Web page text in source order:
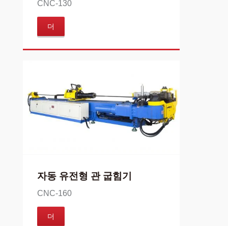
CNC-130
더
자동 유전형 관 굽힘기
CNC-160
더